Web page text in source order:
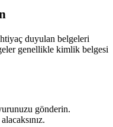
duyulan belgeleri
genellikle kimlik belgesi
gönderin.